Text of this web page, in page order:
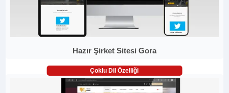
Hazır Şirket Sitesi Gora
Çoklu Dil Özelliği